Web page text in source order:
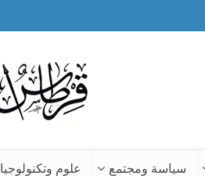
سياسة ومجتمع علوم وتكنولوجيا